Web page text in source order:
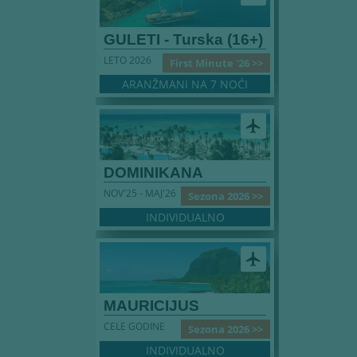
GULETI - Turska (16+)
First Minute '26 >>
LETO 2026
ARANŽMANI NA 7 NOĆI
airplanemode_active
DOMINIKANA
Sezona 2026 >>
NOV'25 - MAJ'26
INDIVIDUALNO
airplanemode_active
MAURICIJUS
Sezona 2026 >>
CELE GODINE
INDIVIDUALNO